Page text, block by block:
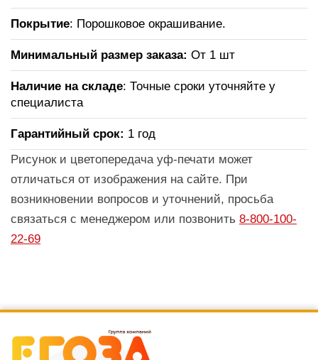
Покрытие: Порошковое окрашивание.
Минимальный размер заказа: От 1 шт
Наличие на складе: Точные сроки уточняйте у
специалиста
Гарантийный срок: 1 год
Рисунок и цветопередача уф-печати может
отличаться от изображения на сайте. При
возникновении вопросов и уточнений, просьба
связаться с менеджером или позвонить 8-800-100-
22-69